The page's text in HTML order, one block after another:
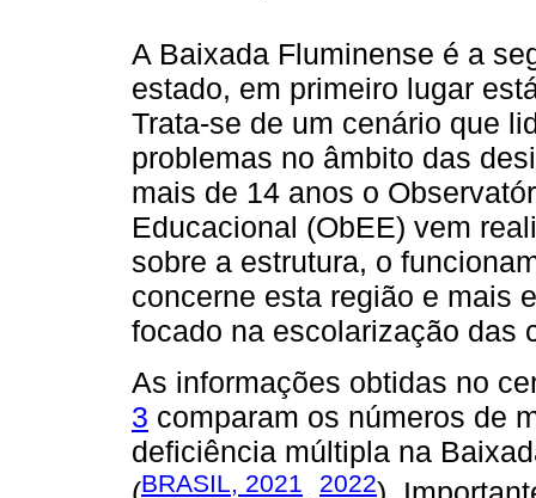
A Baixada Fluminense é a
estado, em primeiro lugar
Trata-se de um cenário que
problemas no âmbito das
mais de 14 anos o
Educacional (ObEE) vem
sobre a estrutura, o
concerne esta região e mais
focado na escolarização das
As informações obtidas no
3 comparam os números de
deficiência múltipla na
BRASIL, 2021 2022